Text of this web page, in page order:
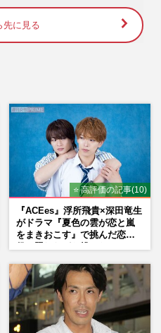
先に見る
⭐ 高評価の記事(10)
『ACEes』浮所飛貴×深田竜生
がドラマ『夏色の雲が恋と嵐
をまきおこす』で挑んだ恋人